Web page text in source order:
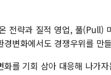
전략과 질적 영업, 풀(Pull)
경변화에서도 경쟁우위를 만
화를 기회 삼아 대응해 나가